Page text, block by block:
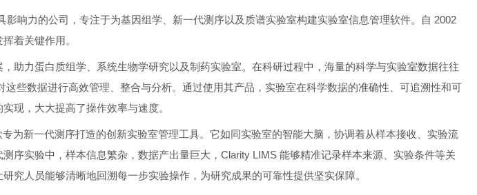
影响力的公司，专注于为基因组学、新一代测序以及质谱实验室构建实验室信息管理软件。自 2002
着关键作用。
助力蛋白质组学、系统生物学研究以及制药实验室。在科研过程中，海量的科学与实验室数据往往
些数据进行高效管理、整合与分析。通过使用其产品，实验室在科学数据的准确性、可追溯性和可
现，大大提高了操作效率与速度。
为新一代测序打造的创新实验室管理工具。它如同实验室的智能大脑，协调着从样本接收、实验流
序实验中，样本信息繁杂，数据产出量巨大，Clarity LIMS 能够精准记录样本来源、实验条件等关
究人员能够清晰地回溯每一步实验操作，为研究成果的可靠性提供坚实保障。